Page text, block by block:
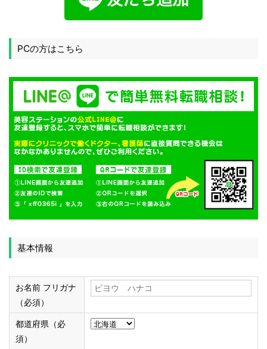
PCの方はこちら
基本情報
お名前 フリガナ
（必須）
都道府県（必
須）